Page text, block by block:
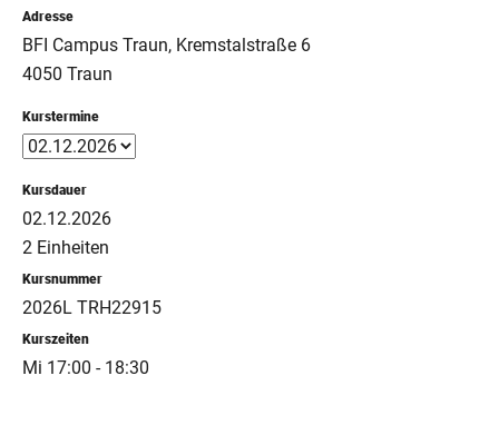
Adresse
BFI Campus Traun, Kremstalstraße 6
4050 Traun
Kurstermine
Kursdauer
02.12.2026
2 Einheiten
Kursnummer
2026L TRH22915
Kurszeiten
Mi 17:00 - 18:30